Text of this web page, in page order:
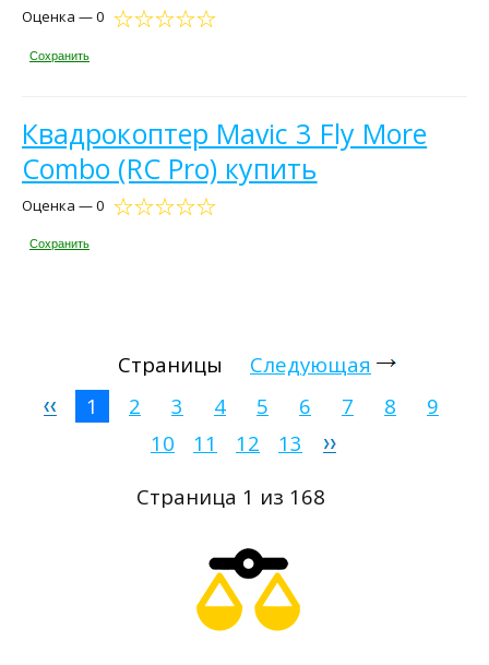
Оценка — 0
Сохранить
Квадрокоптер Mavic 3 Fly More
Combo (RC Pro) купить
Оценка — 0
Сохранить
Страницы
Следующая
1
2 3 4 5 6 7 8
9
10
11 12
13
Страница 1 из 168